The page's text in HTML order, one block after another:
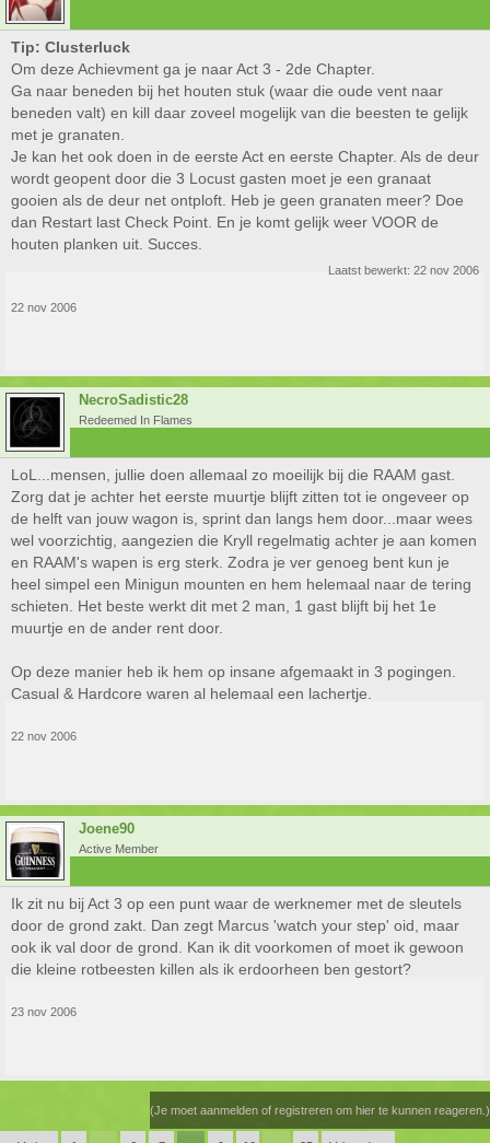
Tip: Clusterluck
Om deze Achievment ga je naar Act 3 - 2de Chapter.
Ga naar beneden bij het houten stuk (waar die oude vent naar
beneden valt) en kill daar zoveel mogelijk van die beesten te gelijk
met je granaten.
Je kan het ook doen in de eerste Act en eerste Chapter. Als de deur
wordt geopent door die 3 Locust gasten moet je een granaat
gooien als de deur net ontploft. Heb je geen granaten meer? Doe
dan Restart last Check Point. En je komt gelijk weer VOOR de
houten planken uit. Succes.
Laatst bewerkt: 22 nov 2006
22 nov 2006
NecroSadistic28
Redeemed In Flames
LoL...mensen, jullie doen allemaal zo moeilijk bij die RAAM gast.
Zorg dat je achter het eerste muurtje blijft zitten tot ie ongeveer op
de helft van jouw wagon is, sprint dan langs hem door...maar wees
wel voorzichtig, aangezien die Kryll regelmatig achter je aan komen
en RAAM's wapen is erg sterk. Zodra je ver genoeg bent kun je
heel simpel een Minigun mounten en hem helemaal naar de tering
schieten. Het beste werkt dit met 2 man, 1 gast blijft bij het 1e
muurtje en de ander rent door.
Op deze manier heb ik hem op insane afgemaakt in 3 pogingen.
Casual & Hardcore waren al helemaal een lachertje.
22 nov 2006
Joene90
Active Member
Ik zit nu bij Act 3 op een punt waar de werknemer met de sleutels
door de grond zakt. Dan zegt Marcus 'watch your step' oid, maar
ook ik val door de grond. Kan ik dit voorkomen of moet ik gewoon
die kleine rotbeesten killen als ik erdoorheen ben gestort?
23 nov 2006
(Je moet aanmelden of registreren om hier te kunnen reageren.)